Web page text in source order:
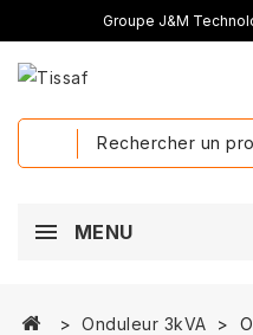
Groupe J&M
MENU
Onduleur 3kVA